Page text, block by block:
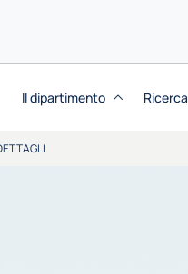
Il dipartimento Ricerca